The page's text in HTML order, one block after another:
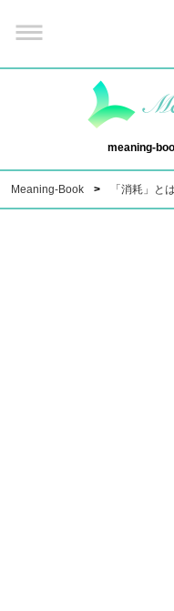
meaning-
Meaning-Book 「消耗」と